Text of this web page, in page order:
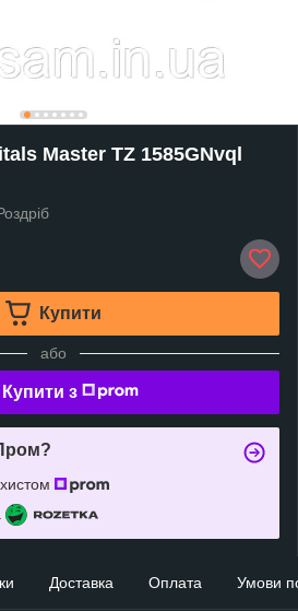
Master TZ 1585GNvql
Купити
або
Купити з
Доставка Оплата Умови